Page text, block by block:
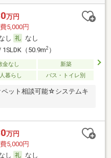
万円
5,000円
し
なし
1SLDK（50.9m2）
金なし
新築
暮らし バス・トイレ別
ット相談可能☆システムキ
万円
5,000円
し
なし